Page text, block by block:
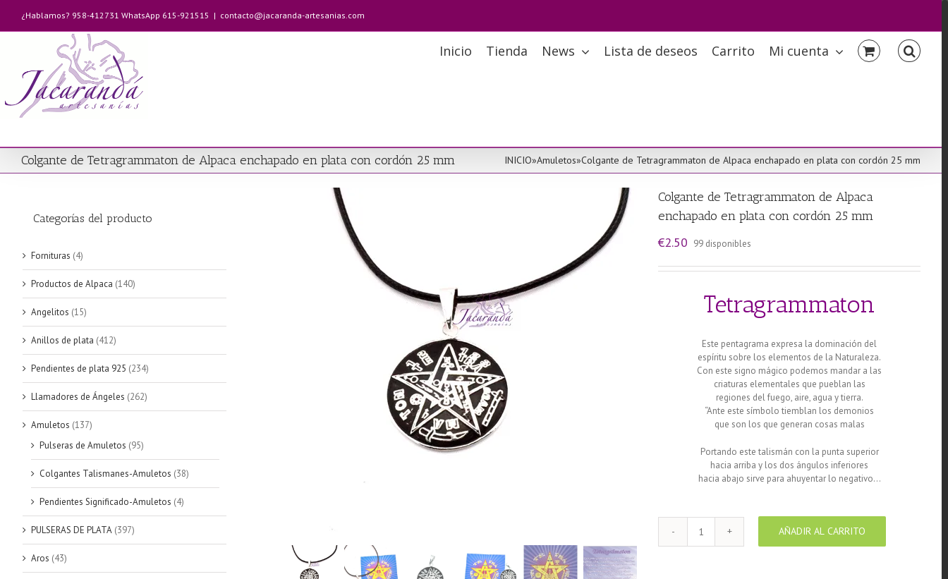
contenido
¿Hablamos? 958-412731 WhatsApp 615-921515 | contacto@jacaranda-artesanias.com
Inicio Tienda News Lista de deseos Carrito Mi cuenta
Colgante de Tetragrammaton de Alpaca enchapado en plata con cordón 25 mm INICIO»Amuletos»Colgante de Tetragrammaton de Alpaca enchapado en plata con cordón 25 mm
Colgante de Tetragrammaton de Alpaca
enchapado en plata con cordón 25 mm
€2.50 99 disponibles
Tetragrammaton
Este pentagrama expresa la dominación del
espíritu sobre los elementos de la Naturaleza.
Con este signo mágico podemos mandar a las
criaturas elementales que pueblan las
regiones del fuego, aire, agua y tierra.
“Ante este símbolo tiemblan los demonios
que son los que generan cosas malas
Portando este talismán con la punta superior
hacia arriba y los dos ángulos inferiores
hacia abajo sirve para ahuyentar lo negativo…
Colgante
de
AÑADIR AL CARRITO
Categorías del producto
Fornituras (4)
Productos de Alpaca (140)
Angelitos (15)
Anillos de plata (412)
Pendientes de plata 925 (234)
Llamadores de Ángeles (262)
Amuletos (137)
Pulseras de Amuletos (95)
Colgantes Talismanes-Amuletos (38)
Pendientes Significado-Amuletos (4)
PULSERAS DE PLATA (397)
Aros (43)